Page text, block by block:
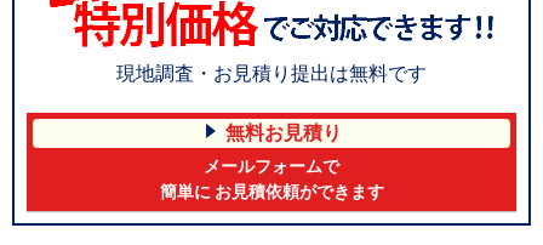
現地調査・お見積り提出は無料です
無料お見積り
メールフォームで
簡単に お見積依頼ができます